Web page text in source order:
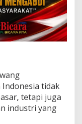
Indonesia tidak
tetapi juga
industri yang